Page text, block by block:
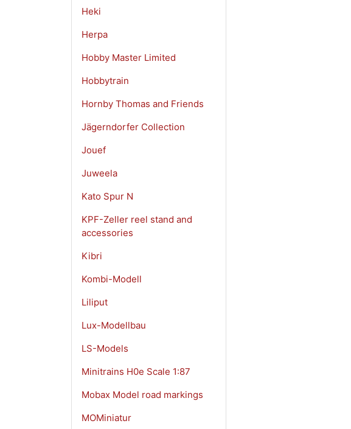
Heki
Herpa
Hobby Master Limited
Hobbytrain
Hornby Thomas and Friends
Jägerndorfer Collection
Jouef
Juweela
Kato Spur N
KPF-Zeller reel stand and
accessories
Kibri
Kombi-Modell
Liliput
Lux-Modellbau
LS-Models
Minitrains H0e Scale 1:87
Mobax Model road markings
MOMiniatur